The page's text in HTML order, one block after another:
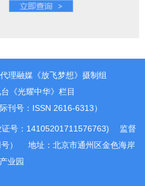
理融媒《放飞梦想》摄制组
《光耀中华》栏目
刊号：ISSN 2616-6313）
号：14105201711576763)
监督
）
地址：北京市通州区金色海岸
产业园